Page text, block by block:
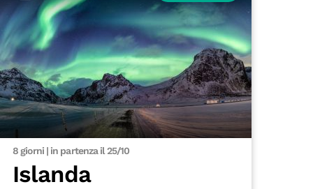
8 giorni | in partenza il 25/10
Islanda